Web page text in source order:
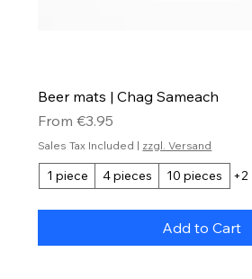
Beer mats | Chag Sameach
From€3.95
Sale Price
Sales Tax Included | zzgl. Versand
1 piece 4 pieces 10 pieces +2
Add to Cart